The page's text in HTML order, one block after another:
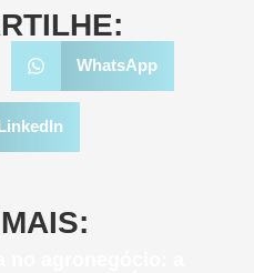
WhatsApp
LinkedIn